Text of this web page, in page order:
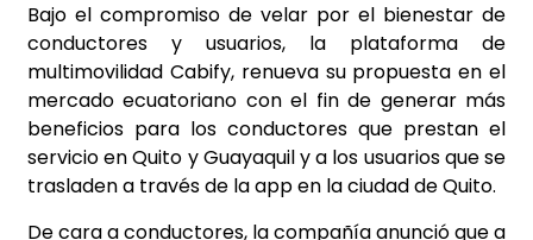
Bajo el compromiso de velar por el bienestar de
conductores y usuarios, la plataforma de
multimovilidad Cabify, renueva su propuesta en el
mercado ecuatoriano con el fin de generar más
beneficios para los conductores que prestan el
servicio en Quito y Guayaquil y a los usuarios que se
trasladen a través de la app en la ciudad de Quito.
De cara a conductores, la compañía anunció que a